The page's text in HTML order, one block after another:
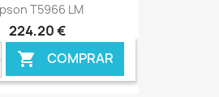
T5966 LM
224,20 €
 COMPRAR